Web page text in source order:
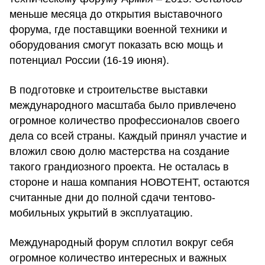
меньше месяца до открытия выставочного
форума, где поставщики военной техники и
оборудования смогут показать всю мощь и
потенциал России (16-19 июня).
В подготовке и строительстве выставки
международного масштаба было привлечено
огромное количество профессионалов своего
дела со всей страны. Каждый принял участие и
вложил свою долю мастерства на создание
такого грандиозного проекта. Не осталась в
стороне и наша компания НОВОТЕНТ, остаются
считанные дни до полной сдачи тентово-
мобильных укрытий в эксплуатацию.
Международный форум сплотил вокруг себя
огромное количество интересных и важных